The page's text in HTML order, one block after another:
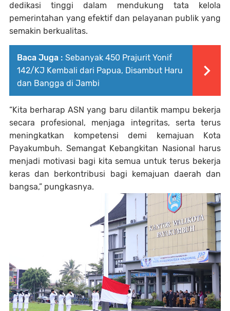
dedikasi tinggi dalam mendukung tata kelola
pemerintahan yang efektif dan pelayanan publik yang
semakin berkualitas.
Baca Juga : Sebanyak 450 Prajurit Yonif
142/KJ Kembali dari Papua, Disambut Haru
dan Bangga di Jambi
“Kita berharap ASN yang baru dilantik mampu bekerja
secara profesional, menjaga integritas, serta terus
meningkatkan kompetensi demi kemajuan Kota
Payakumbuh. Semangat Kebangkitan Nasional harus
menjadi motivasi bagi kita semua untuk terus bekerja
keras dan berkontribusi bagi kemajuan daerah dan
bangsa,” pungkasnya.